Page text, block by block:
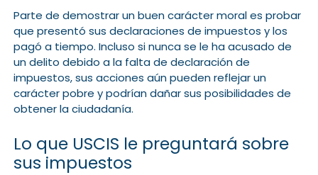
Parte de demostrar un buen carácter moral es probar
que presentó sus declaraciones de impuestos y los
pagó a tiempo. Incluso si nunca se le ha acusado de
un delito debido a la falta de declaración de
impuestos, sus acciones aún pueden reflejar un
carácter pobre y podrían dañar sus posibilidades de
obtener la ciudadanía.
Lo que USCIS le preguntará sobre
sus impuestos